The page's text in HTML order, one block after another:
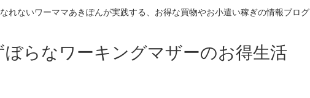
れないワーママあきぽんが実践する、お得な買物やお小遣い稼ぎの情報ブログ
ぼらなワーキングマザーのお得生活